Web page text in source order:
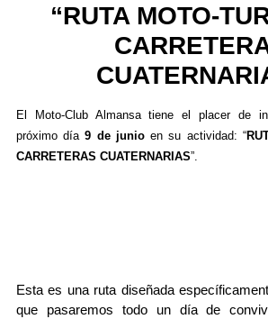
“RUTA MOTO-
El Moto-Club Almansa tiene el placer de
próximo día9 de junioen su actividad: “
CARRETERAS CUATERNARIAS”.
Esta es una ruta diseñada
que pasaremos todo un día de